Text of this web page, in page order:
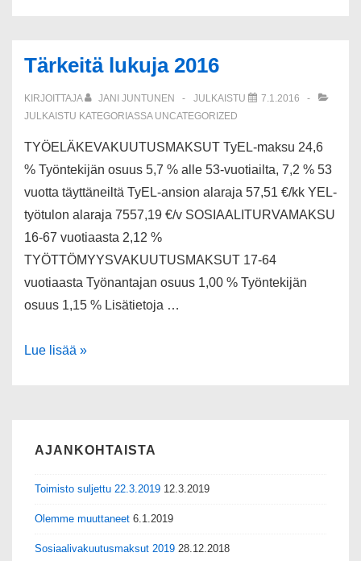
Tärkeitä lukuja 2016
KIRJOITTAJA JANI JUNTUNEN JULKAISTU
7.1.2016
JULKAISTU KATEGORIASSA UNCATEGORIZED
TYÖELÄKEVAKUUTUSMAKSUT TyEL-maksu 24,6
% Työntekijän osuus 5,7 % alle 53-vuotiailta, 7,2 % 53
vuotta täyttäneiltä TyEL-ansion alaraja 57,51 €/kk YEL-
työtulon alaraja 7557,19 €/v SOSIAALITURVAMAKSU
16-67 vuotiaasta 2,12 %
TYÖTTÖMYYSVAKUUTUSMAKSUT 17-64
vuotiaasta Työnantajan osuus 1,00 % Työntekijän
osuus 1,15 % Lisätietoja …
Lue lisää »
AJANKOHTAISTA
Toimisto suljettu 22.3.2019 12.3.2019
Olemme muuttaneet 6.1.2019
Sosiaalivakuutusmaksut 2019 28.12.2018